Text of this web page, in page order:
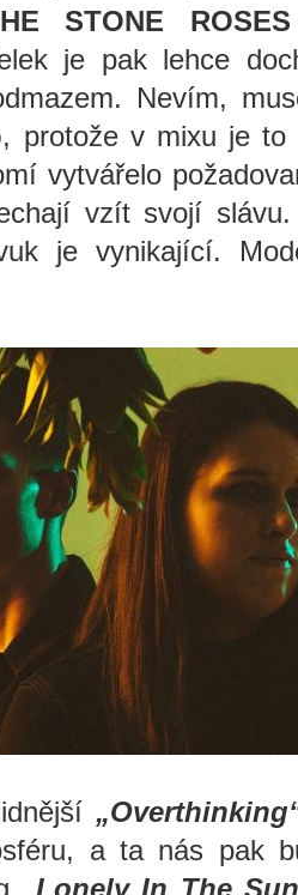
STONE ROSES
je pak lehce
Nevím,
, protože v mixu je to
vytvářelo
vzít svojí
je vynikající.
a ta nás pak
„Lonely In The